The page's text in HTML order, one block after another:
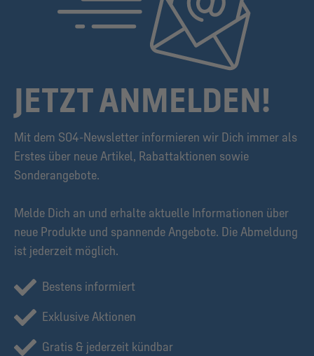
JETZT ANMELDEN!
Mit dem S04-Newsletter informieren wir Dich immer als
Erstes über neue Artikel, Rabattaktionen sowie
Sonderangebote.
Melde Dich an und erhalte aktuelle Informationen über
neue Produkte und spannende Angebote. Die Abmeldung
ist jederzeit möglich.
Bestens informiert
Exklusive Aktionen
Gratis & jederzeit kündbar